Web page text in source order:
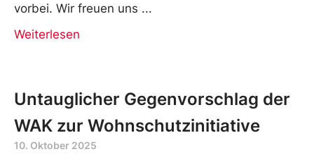
vorbei. Wir freuen uns
Weiterlesen
Untauglicher Gegenvorschlag der
WAK zur Wohnschutzinitiative
10. Oktober 2025